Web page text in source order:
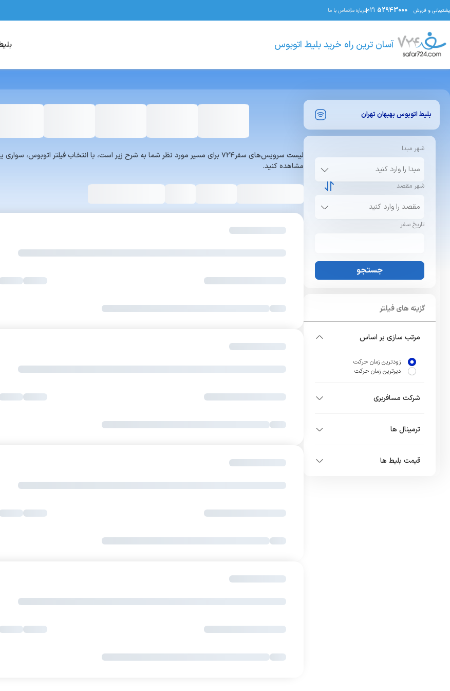
پشتیبانی و فروش 021 52943000 درباره ماتماس با ما
آسان ترین راه خرید بلیط اتوبوس
بلیط اتوبوس بهبهان تهران
شهر مبدا
شهر مقصد
تاریخ سفر
جستجو
گزینه های فیلتر
مرتب سازی بر اساس
زودترین زمان حرکت
دیرترین زمان حرکت
شرکت مسافربری
ترمینال ها
قیمت بلیط ها
لیست سرویس‌های سفر۷۲۴ برای مسیر مورد نظر شما به شرح زیر است، با انتخاب فیلتر
مشاهده کنید.